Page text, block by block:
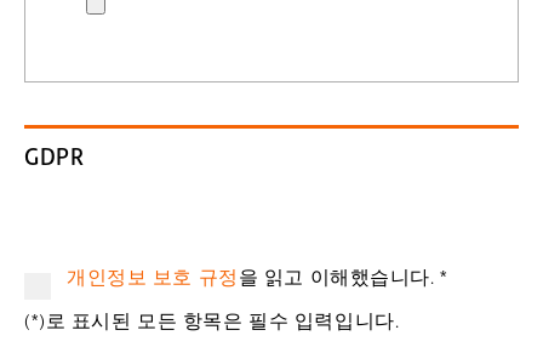
GDPR
개인정보 보호 규정을 읽고 이해했습니다.*
(*)로 표시된 모든 항목은 필수 입력입니다.